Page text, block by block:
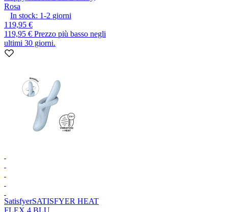
Rosa
In stock: 1-2 giorni
119,95 €
119,95 € Prezzo più basso negli
ultimi 30 giorni.
SatisfyerSATISFYER HEAT